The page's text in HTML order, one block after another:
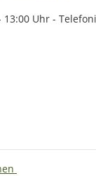
13:00 Uhr -